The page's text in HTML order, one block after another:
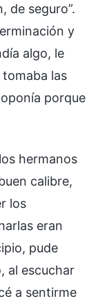
de seguro”.
y
algo, le
las
porque
hermanos
calibre,
los
eran
pude
al escuchar
a sentirme